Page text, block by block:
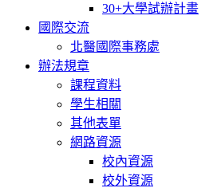
30+大學試辦計畫
國際交流
北醫國際事務處
辦法規章
課程資料
學生相關
其他表單
網路資源
校內資源
校外資源